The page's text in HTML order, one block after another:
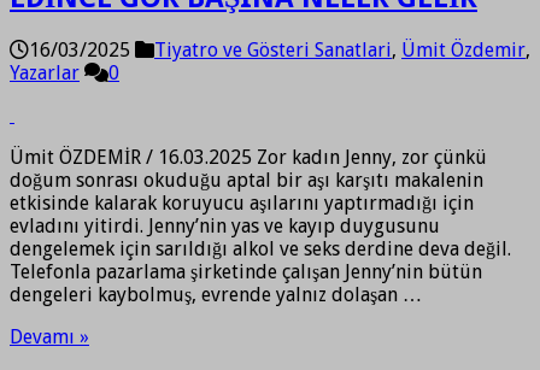
16/03/2025 Tiyatro ve Gösteri Sanatlari, Ümit Özdemir,
Yazarlar
0
Ümit ÖZDEMİR / 16.03.2025 Zor kadın Jenny, zor çünkü
doğum sonrası okuduğu aptal bir aşı karşıtı makalenin
etkisinde kalarak koruyucu aşılarını yaptırmadığı için
evladını yitirdi. Jenny’nin yas ve kayıp duygusunu
dengelemek için sarıldığı alkol ve seks derdine deva değil.
Telefonla pazarlama şirketinde çalışan Jenny’nin bütün
dengeleri kaybolmuş, evrende yalnız dolaşan …
Devamı »